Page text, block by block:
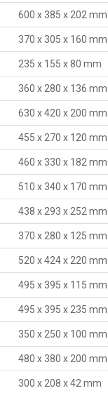
600 x 385 x 202 mm
370 x 305 x 160 mm
235 x 155 x 80 mm
360 x 280 x 136 mm
630 x 420 x 200 mm
455 x 270 x 120 mm
460 x 330 x 182 mm
510 x 340 x 170 mm
438 x 293 x 252 mm
370 x 280 x 125 mm
520 x 424 x 220 mm
495 x 395 x 115 mm
495 x 395 x 235 mm
350 x 250 x 100 mm
480 x 380 x 200 mm
300 x 208 x 42 mm